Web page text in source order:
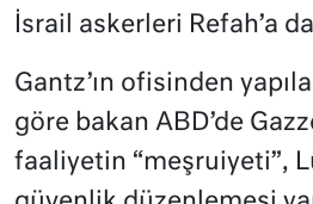
İsrail askerleri Refah’a
Gantz’ın ofisinden
göre bakan ABD’de
faaliyetin “meşruiyeti”,